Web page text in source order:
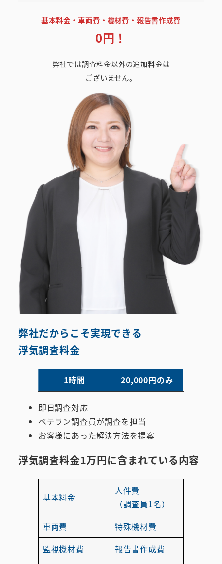
基本料金・車両費・機材費・報告書作成費
0円！
弊社では調査料金以外の追加料金は
ございません。
弊社だからこそ実現できる
浮気調査料金
1時間 20,000円のみ
即日調査対応
ベテラン調査員が調査を担当
お客様にあった解決方法を提案
浮気調査料金1万円に含まれている内容
基本料金
人件費
（調査員1名）
車両費
特殊機材費
監視機材費
報告書作成費